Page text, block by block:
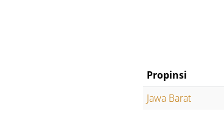
Propinsi
Jawa Barat